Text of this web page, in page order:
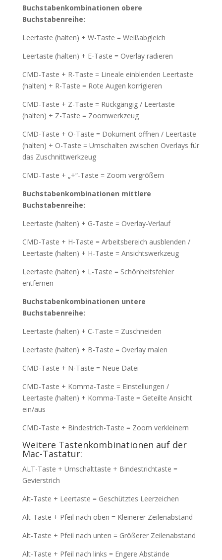
Buchstabenkombinationen obere
Buchstabenreihe:
Leertaste (halten) + W-Taste = Weißabgleich
Leertaste (halten) + E-Taste = Overlay radieren
CMD-Taste + R-Taste = Lineale einblenden Leertaste
(halten) + R-Taste = Rote Augen korrigieren
CMD-Taste + Z-Taste = Rückgängig / Leertaste
(halten) + Z-Taste = Zoomwerkzeug
CMD-Taste + O-Taste = Dokument öffnen / Leertaste
(halten) + O-Taste = Umschalten zwischen Overlays für
das Zuschnittwerkzeug
CMD-Taste + „+“-Taste = Zoom vergrößern
Buchstabenkombinationen mittlere
Buchstabenreihe:
Leertaste (halten) + G-Taste = Overlay-Verlauf
CMD-Taste + H-Taste = Arbeitsbereich ausblenden /
Leertaste (halten) + H-Taste = Ansichtswerkzeug
Leertaste (halten) + L-Taste = Schönheitsfehler
entfernen
Buchstabenkombinationen untere
Buchstabenreihe:
Leertaste (halten) + C-Taste = Zuschneiden
Leertaste (halten) + B-Taste = Overlay malen
CMD-Taste + N-Taste = Neue Datei
CMD-Taste + Komma-Taste = Einstellungen /
Leertaste (halten) + Komma-Taste = Geteilte Ansicht
ein/aus
CMD-Taste + Bindestrich-Taste = Zoom verkleinern
Weitere Tastenkombinationen auf der
Mac-Tastatur:
ALT-Taste + Umschalttaste + Bindestrichtaste =
Gevierstrich
Alt-Taste + Leertaste = Geschütztes Leerzeichen
Alt-Taste + Pfeil nach oben = Kleinerer Zeilenabstand
Alt-Taste + Pfeil nach unten = Größerer Zeilenabstand
Alt-Taste + Pfeil nach links = Engere Abstände